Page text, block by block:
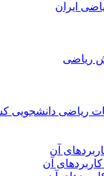
ایران
ریاضی
ریاضی دانشجویی
آن
آن